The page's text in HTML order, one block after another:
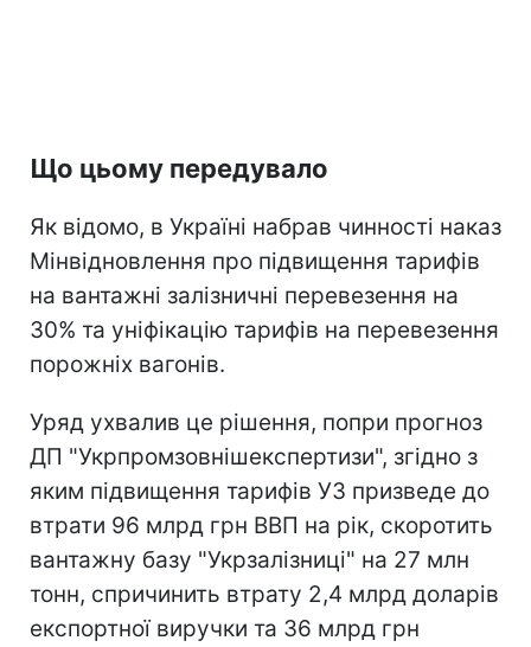
Що цьому передувало
Як відомо, в Україні набрав чинності наказ
Мінвідновлення про підвищення тарифів
на вантажні залізничні перевезення на
30% та уніфікацію тарифів на перевезення
порожніх вагонів.
Уряд ухвалив це рішення, попри прогноз
ДП "Укрпромзовнішекспертизи", згідно з
яким підвищення тарифів УЗ призведе до
втрати 96 млрд грн ВВП на рік, скоротить
вантажну базу "Укрзалізниці" на 27 млн
тонн, спричинить втрату 2,4 млрд доларів
експортної виручки та 36 млрд грн